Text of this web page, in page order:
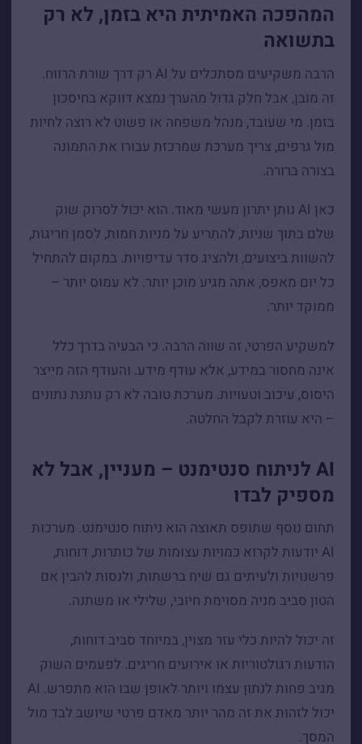
המהפכה האמיתית היא בזמן, לא רק
בתשואה
הרבה משקיעים מסתכלים על AI רק דרך שורת הרווח.
זה מובן, אבל חלק גדול מהערך נמצא דווקא בחיסכון
בזמן. מי שעובד, מנהל משפחה או פשוט לא רוצה לחיות
מול גרפים, צריך מערכת שמרכזת עבורו את התמונה
בצורה ברורה.
כאן AI נותן יתרון מעשי מאוד. הוא יכול לסרוק שוק
שלם בתוך שניות, להתריע על מניות חמות, לסמן חריגות,
להשוות ביצועים, ולהציג סדר עדיפויות. במקום להתחיל
כל יום מאפס, אתה מגיע מוכן יותר. לא עמוס יותר –
ממוקד יותר.
למשקיע הפרטי, זה שווה הרבה. כי הבעיה בדרך כלל
אינה מחסור במידע, אלא עודף מידע. והעודף הזה מייצר
היסוס, עיכוב וטעויות. מערכת טובה לא רק נותנת נתונים
– היא עוזרת לקבל החלטה.
AI לניתוח סנטימנט – מעניין, אבל לא
מספיק לבדו
תחום נוסף שתופס תאוצה הוא ניתוח סנטימנט. מערכות
AI יודעות לקרוא כמויות עצומות של כותרות, דוחות,
פרשנויות ולעיתים גם שיח ברשתות, ולנסות להבין אם
הטון סביב מניה מסוימת חיובי, שלילי או משתנה.
זה יכול להיות כלי עזר מצוין, במיוחד סביב דוחות,
הודעות רגולטוריות או אירועים חריגים. לפעמים השוק
מגיב פחות לנתון עצמו ויותר לאופן שבו הוא מתפרש. AI
יכול לזהות את זה מהר יותר מאדם פרטי שיושב לבד מול
המסך.